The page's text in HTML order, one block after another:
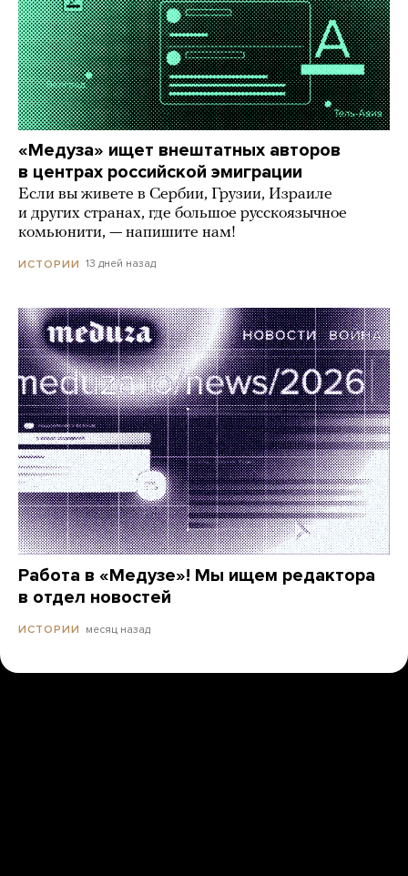
«Медуза» ищет внештатных авторов
в центрах российской эмиграции
Если вы живете в Сербии, Грузии, Израиле
и других странах, где большое русскоязычное
комьюнити, — напишите нам!
ИСТОРИИ 13 дней назад
Работа в «Медузе»! Мы ищем редактора
в отдел новостей
ИСТОРИИ месяц назад